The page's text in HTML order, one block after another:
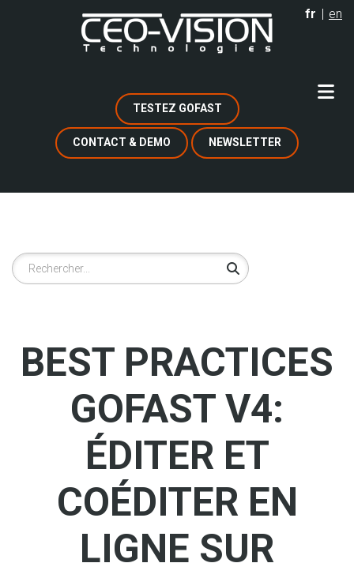
fr en
TESTEZ GOFAST
CONTACT & DEMO NEWSLETTER
Rechercher
BEST PRACTICES
GOFAST V4:
ÉDITER ET
COÉDITER EN
LIGNE SUR